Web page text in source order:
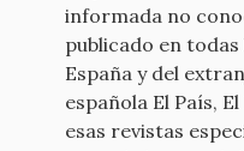
informada no
publicado en
España y del
española El País,
esas revistas